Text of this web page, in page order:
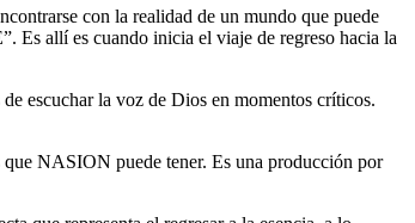
con la realidad de un mundo que puede
Es allí es cuando inicia el viaje de regreso hacia la
escuchar la voz de Dios en momentos críticos.
NASION puede tener. Es una producción por